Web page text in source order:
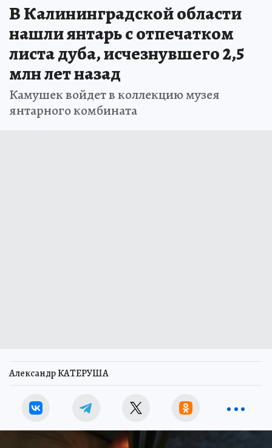
В Калининградской области
нашли янтарь с отпечатком
листа дуба, исчезнувшего 2,5
млн лет назад
Камушек войдет в коллекцию музея
янтарного комбината
Александр КАТЕРУША